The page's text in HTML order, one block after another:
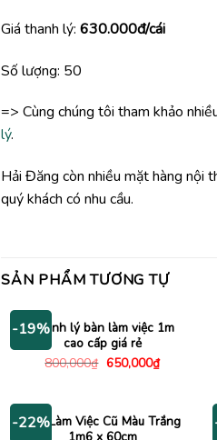
Giá thanh lý: 630.000đ/cái
Số lượng: 50
=> Cùng chúng tôi tham khảo
lý.
Hải Đăng còn nhiều mặt hàng nội
quý khách có nhu cầu.
SẢN PHẨM TƯƠNG TỰ
-19%Thanh lý bàn làm việc 1m
cao cấp giá rẻ
800,000₫ Giá
650,000₫Giá
hiện
650,000₫.
-22%
Bàn Làm Việc Cũ Màu Trắng